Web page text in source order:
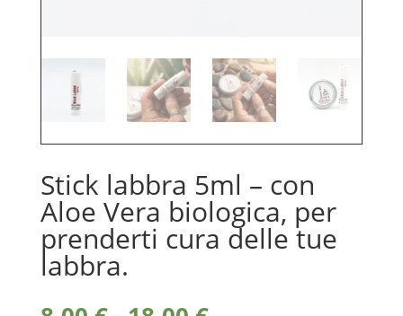
Stick labbra 5ml – con
Aloe Vera biologica, per
prenderti cura delle tue
labbra.